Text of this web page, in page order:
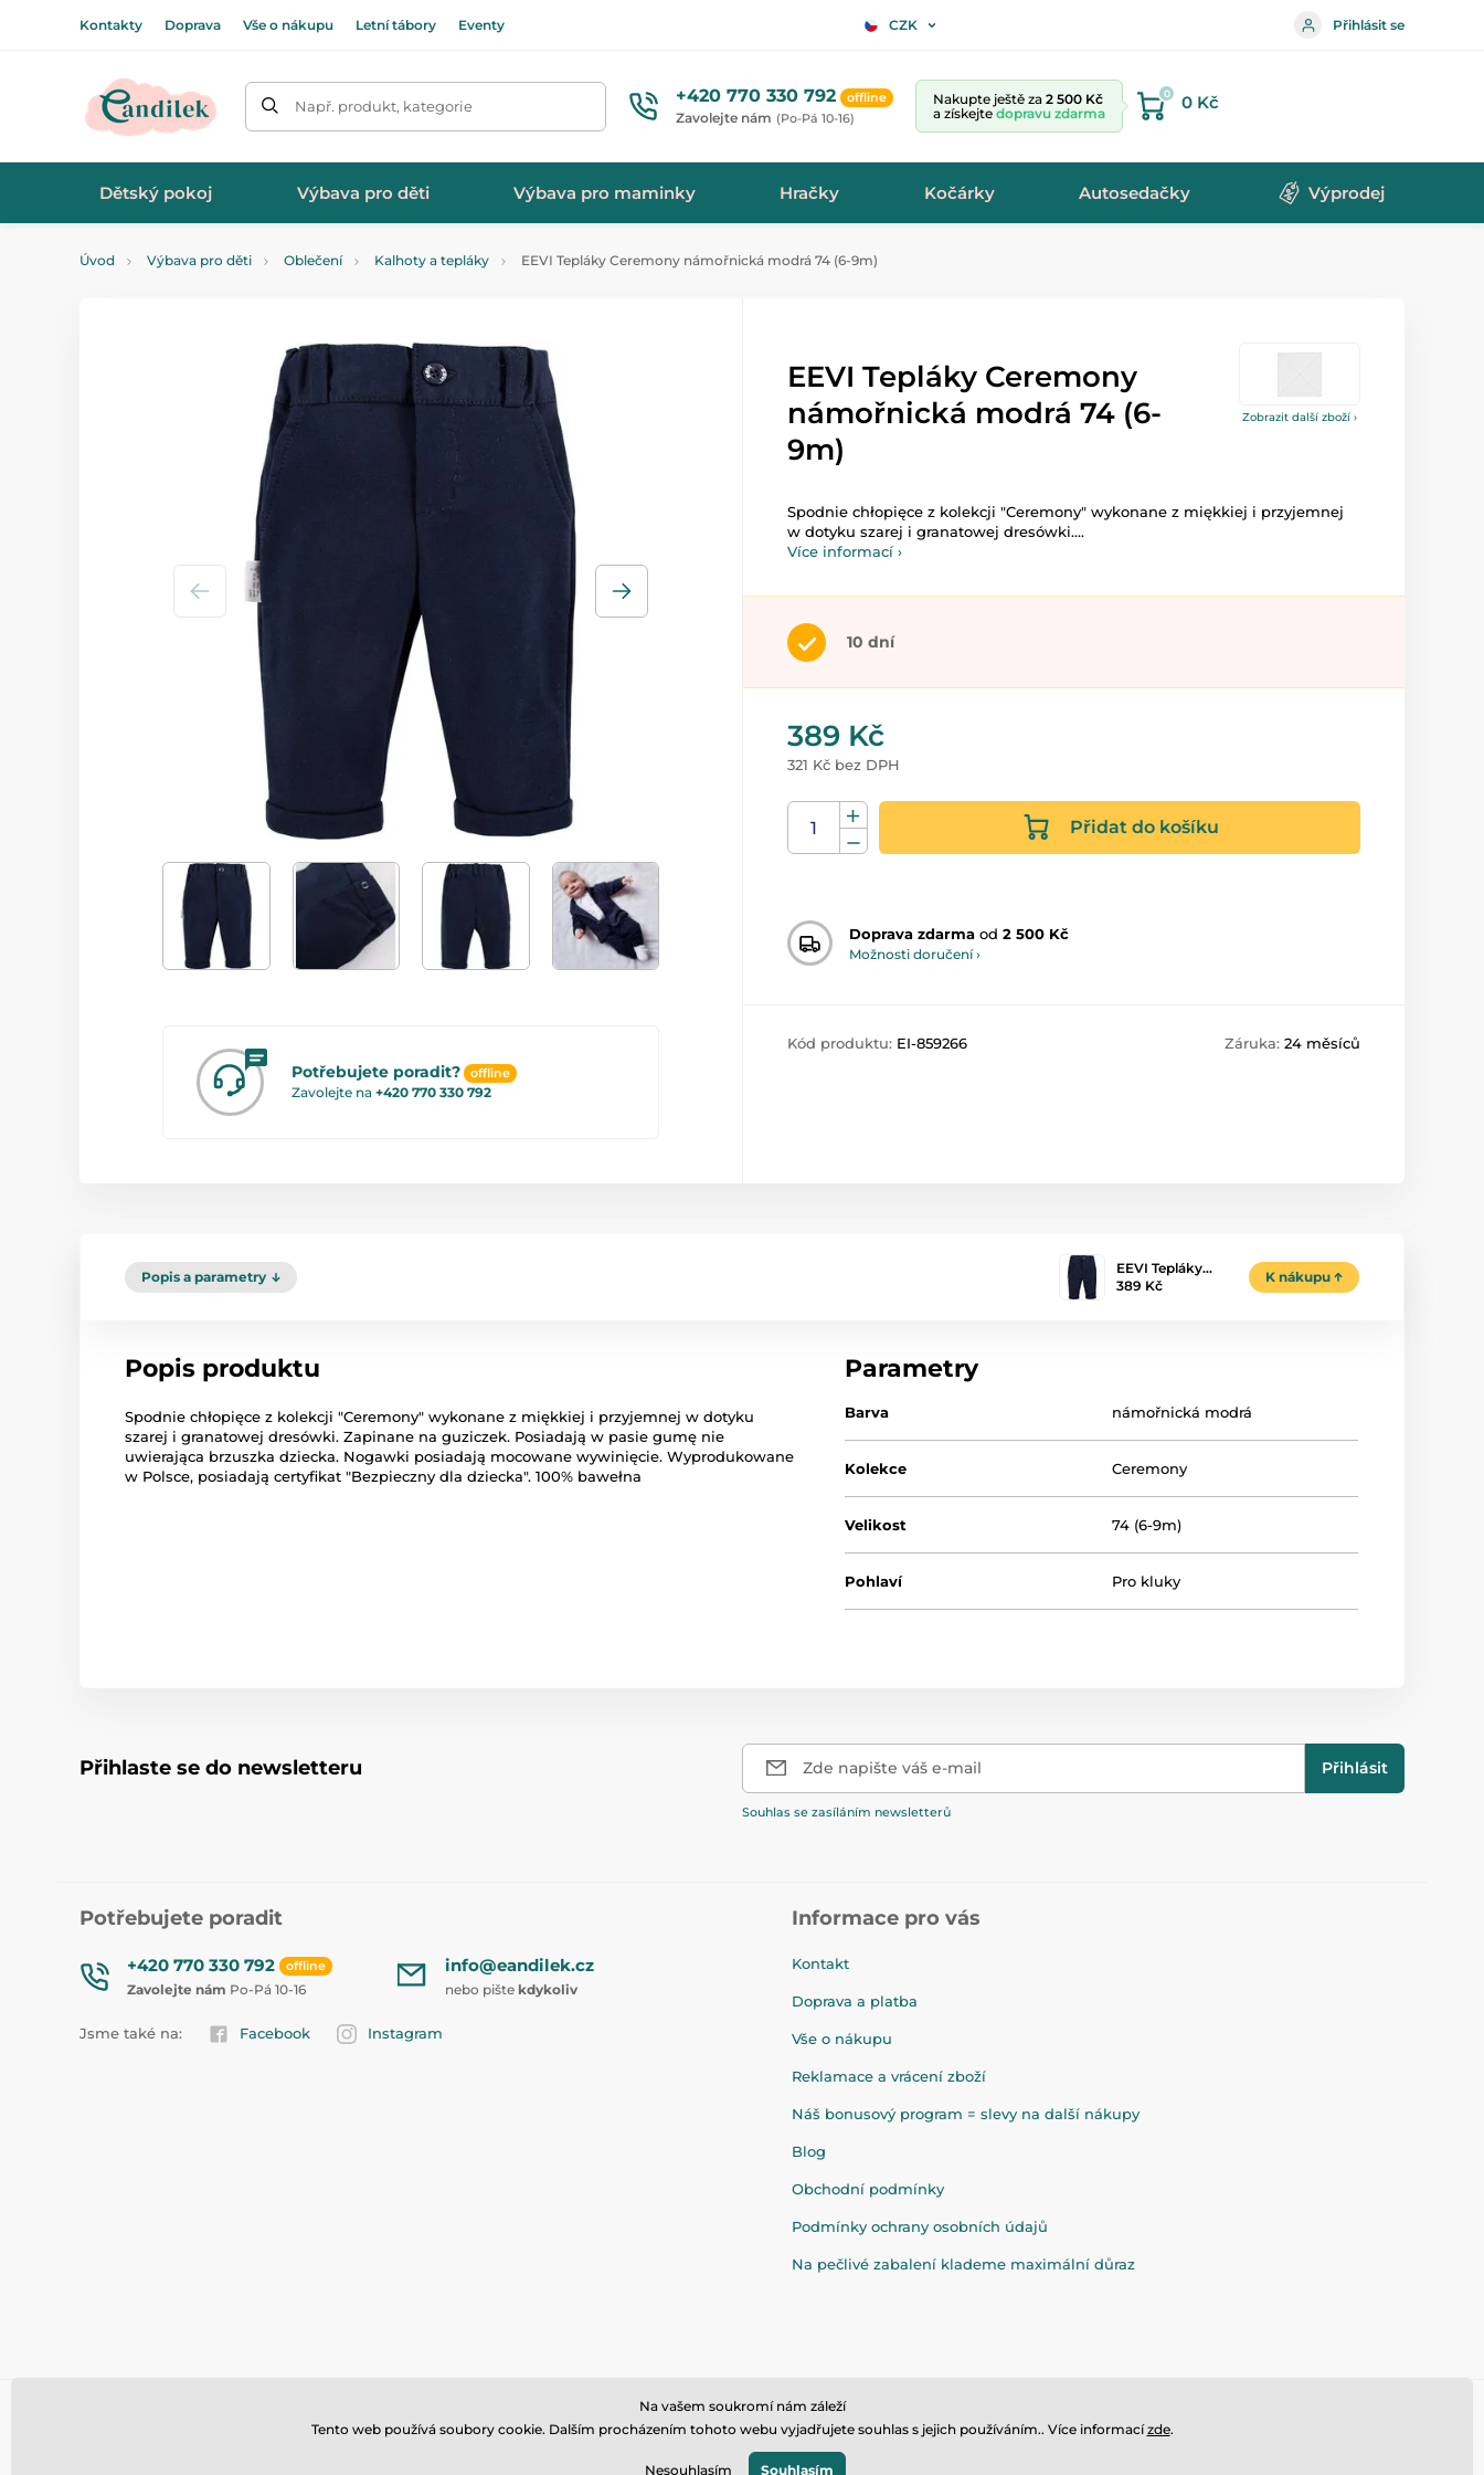
Kontakty Doprava Vše o nákupu Letní tábory Eventy CZK Přihlásit se
Např. produkt, kategorie +420 770 330 792 offline
Zavolejte nám (Po-Pá 10-16)
Nakupte ještě za 2 500 Kč
a získejte dopravu zdarma
0 0 Kč
Dětský pokoj Výbava pro děti Výbava pro maminky Hračky Kočárky Autosedačky Výprodej
Úvod Výbava pro děti Oblečení Kalhoty a tepláky EEVI Tepláky Ceremony námořnická modrá 74 (6-9m)
Zobrazit další zboží ›
Potřebujete poradit? offline
Zavolejte na +420 770 330 792
EEVI Tepláky Ceremony
námořnická modrá 74 (6-
9m)
Spodnie chłopięce z kolekcji "Ceremony" wykonane z miękkiej i przyjemnej
w dotyku szarej i granatowej dresówki....
Více informací ›
10 dní
389 Kč
321 Kč bez DPH
Přidat do košíku
Doprava zdarma od 2 500 Kč
Možnosti doručení ›
Kód produktu: EI-859266 Záruka: 24 měsíců
Popis a parametry
EEVI Tepláky…
389 Kč
K nákupu
Popis produktu
Spodnie chłopięce z kolekcji "Ceremony" wykonane z miękkiej i przyjemnej w dotyku
szarej i granatowej dresówki. Zapinane na guziczek. Posiadają w pasie gumę nie
uwierająca brzuszka dziecka. Nogawki posiadają mocowane wywinięcie. Wyprodukowane
w Polsce, posiadają certyfikat "Bezpieczny dla dziecka". 100% bawełna
Parametry
Barva námořnická modrá
Kolekce Ceremony
Velikost 74 (6-9m)
Pohlaví Pro kluky
Přihlaste se do newsletteru Zde napište váš e-mail Přihlásit
Souhlas se zasíláním newsletterů
Potřebujete poradit
+420 770 330 792 offline
Zavolejte nám Po-Pá 10-16
info@eandilek.cz
nebo pište kdykoliv
Jsme také na: Facebook Instagram
Informace pro vás
Kontakt
Doprava a platba
Vše o nákupu
Reklamace a vrácení zboží
Náš bonusový program = slevy na další nákupy
Blog
Obchodní podmínky
Podmínky ochrany osobních údajů
Na pečlivé zabalení klademe maximální důraz
© 2026 www.eandilek.cz ⦁ E-shop vytvořilaSIMPLIA.cz
Na vašem soukromí nám záleží
Tento web používá soubory cookie. Dalším procházením tohoto webu vyjadřujete souhlas s jejich používáním.. Více informacízde.
Nesouhlasím Souhlasím